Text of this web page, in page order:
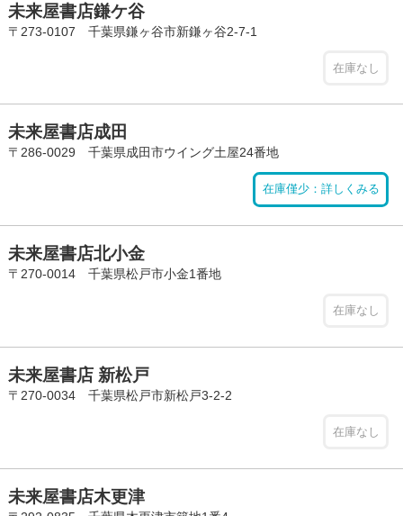
未来屋書店鎌ケ谷
〒273-0107 千葉県鎌ヶ谷市新鎌ヶ谷2-7-1
在庫なし
未来屋書店成田
〒286-0029 千葉県成田市ウイング土屋24番地
在庫僅少：詳しくみる
未来屋書店北小金
〒270-0014 千葉県松戸市小金1番地
在庫なし
未来屋書店 新松戸
〒270-0034 千葉県松戸市新松戸3-2-2
在庫なし
未来屋書店木更津